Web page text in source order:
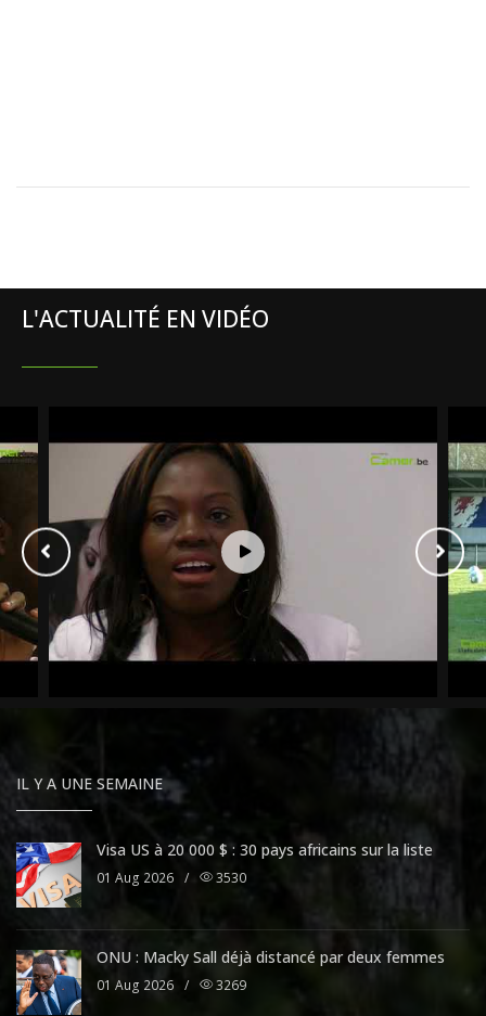
L'ACTUALITÉ EN VIDÉO
IL Y A UNE SEMAINE
Visa US à 20 000 $ : 30 pays africains sur la liste
01 Aug 2026 / 3530
ONU : Macky Sall déjà distancé par deux femmes
01 Aug 2026 / 3269